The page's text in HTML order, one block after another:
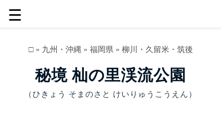
☰
□» 九州・沖縄 » 福岡県» 柳川・久留米・筑後
秘境 杣の里渓流公園
（ひきょう そまのさと けいりゅうこうえん）